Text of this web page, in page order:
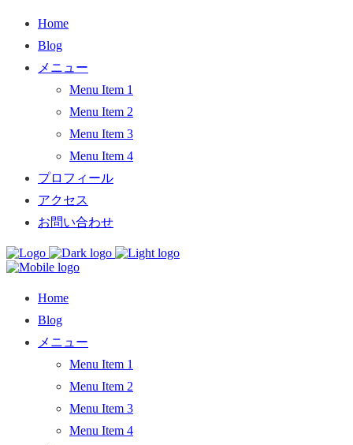
Home
Blog
メニュー
Menu Item 1
Menu Item 2
Menu Item 3
Menu Item 4
プロフィール
アクセス
お問い合わせ
Home
Blog
メニュー
Menu Item 1
Menu Item 2
Menu Item 3
Menu Item 4